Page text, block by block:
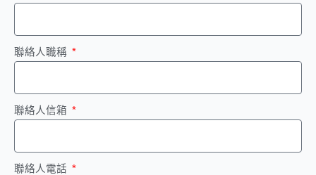
聯絡人職稱
聯絡人信箱
聯絡人電話